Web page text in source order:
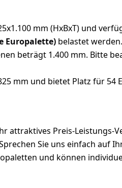
mm (HxBxT) und
Europalette) belastet
beträgt 1.400 mm. Bitte
mm und bietet Platz für 54
attraktives Preis-Leistungs-
Sie uns einfach auf
und können